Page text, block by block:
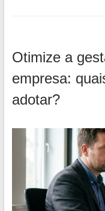
Otimize a
empresa:
adotar?